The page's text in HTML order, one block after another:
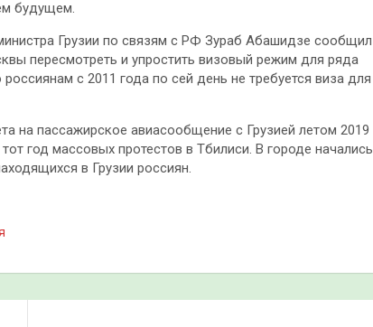
будущем.
Грузии по связям с РФ Зураб Абашидзе сообщил
пересмотреть и упростить визовый режим для ряда
с 2011 года по сей день не требуется виза для
на пассажирское авиасообщение с Грузией летом 2019
год массовых протестов в Тбилиси. В городе начались
в Грузии россиян.